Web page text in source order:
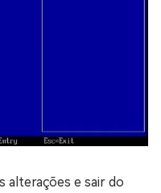
alterações e sair do